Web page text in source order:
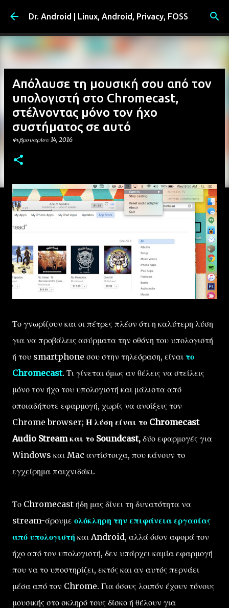
Μετάβαση στο κύριο περιεχόμενο
Dr. Android | Linux, Android, Privacy, FOSS
Απόλαυσε τη μουσική σου από τον
υπολογιστή στο Chromecast,
στέλνοντας μόνο τον ήχο
συστήματος σε αυτό
Φεβρουαρίου 14, 2016
Το γνωρίζουν και οι πέτρες πλέον ότι η καλύτερη λύση
για να προβάλεις ασύρματα την οθόνη του υπολογιστή
ή του smartphone σου στην τηλεόραση, είναι το
Chromecast. Τι γίνεται όμως αν θέλεις να στείλεις
μόνο τον ήχο του υπολογιστή και μάλιστα από
οποιαδήποτε εφαρμογή, χωρίς να ανοίξεις τον
Chrome browser; Η λύση είναι το Chromecast
Audio Stream και το Soundcast, δύο εφαρμογές για
Windows και Mac αντίστοιχα, που κάνουν το
εγχείρημα παιχνιδάκι.
Το Chromecast ήδη μας δίνει τη δυνατότητα να
stream-άρουμε ολόκληρη την επιφάνεια εργασίας
από υπολογιστή και Android, αλλά όσον αφορά τον
ήχο από τον υπολογιστή, δεν υπάρχει καμία εφαρμογή
που να το υποστηρίζει, εκτός και αν αυτός περνάει
μέσα από τον Chrome. Για όσους λοιπόν έχουν τόνους
μουσικής στο σκληρό τους δίσκο ή θέλουν για